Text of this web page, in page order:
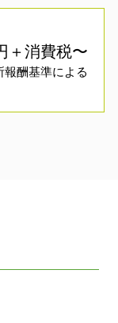
＋消費税〜
報酬基準による